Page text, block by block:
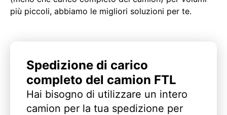
più piccoli, abbiamo le migliori soluzioni per te.
Spedizione di carico
completo del camion FTL
Hai bisogno di utilizzare un intero
camion per la tua spedizione per